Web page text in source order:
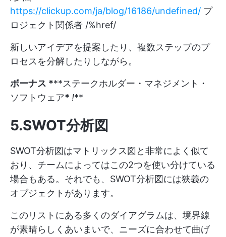
https://clickup.com/ja/blog/16186/undefined/ プ
ロジェクト関係者 /%href/
新しいアイデアを提案したり、複数ステップのプ
ロセスを分解したりしながら。
ボーナス ***ステークホルダー・マネジメント・
ソフトウェア* !**
5.SWOT分析図
SWOT分析図はマトリックス図と非常によく似て
おり、チームによってはこの2つを使い分けている
場合もある。それでも、SWOT分析図には狭義の
オブジェクトがあります。
このリストにある多くのダイアグラムは、境界線
が素晴らしくあいまいで、ニーズに合わせて曲げ